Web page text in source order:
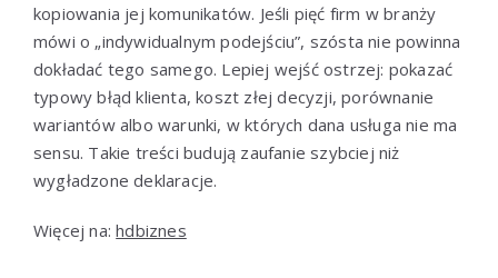
kopiowania jej komunikatów. Jeśli pięć firm w branży
mówi o „indywidualnym podejściu”, szósta nie powinna
dokładać tego samego. Lepiej wejść ostrzej: pokazać
typowy błąd klienta, koszt złej decyzji, porównanie
wariantów albo warunki, w których dana usługa nie ma
sensu. Takie treści budują zaufanie szybciej niż
wygładzone deklaracje.
Więcej na:hdbiznes